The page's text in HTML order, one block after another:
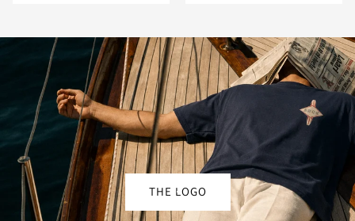
THE LOGO